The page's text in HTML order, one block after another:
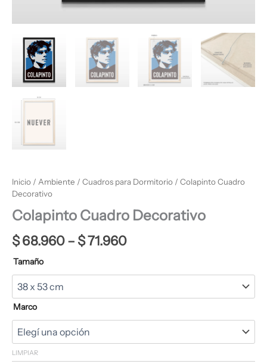
Inicio / Ambiente / Cuadros para Dormitorio / Colapinto Cuadro
Decorativo
Colapinto Cuadro Decorativo
$68.960– $71.960
Tamaño
Marco
LIMPIAR